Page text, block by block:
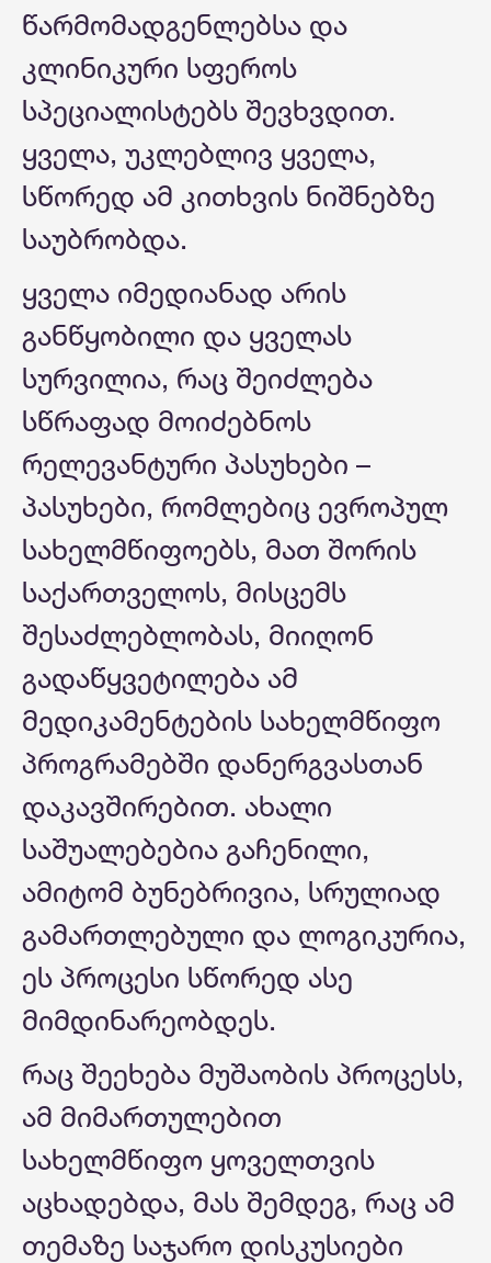
წარმომადგენლებსა და
კლინიკური სფეროს
სპეციალისტებს შევხვდით.
ყველა, უკლებლივ ყველა,
სწორედ ამ კითხვის ნიშნებზე
საუბრობდა.
ყველა იმედიანად არის
განწყობილი და ყველას
სურვილია, რაც შეიძლება
სწრაფად მოიძებნოს
რელევანტური პასუხები –
პასუხები, რომლებიც ევროპულ
სახელმწიფოებს, მათ შორის
საქართველოს, მისცემს
შესაძლებლობას, მიიღონ
გადაწყვეტილება ამ
მედიკამენტების სახელმწიფო
პროგრამებში დანერგვასთან
დაკავშირებით. ახალი
საშუალებებია გაჩენილი,
ამიტომ ბუნებრივია, სრულიად
გამართლებული და ლოგიკურია,
ეს პროცესი სწორედ ასე
მიმდინარეობდეს.
რაც შეეხება მუშაობის პროცესს,
ამ მიმართულებით
სახელმწიფო ყოველთვის
აცხადებდა, მას შემდეგ, რაც ამ
თემაზე საჯარო დისკუსიები